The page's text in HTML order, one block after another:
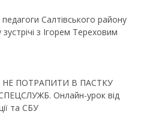
Салтівського району
з Ігорем Тереховим
НЕ ПОТРАПИТИ В ПАСТКУ
Онлайн-урок від
та СБУ